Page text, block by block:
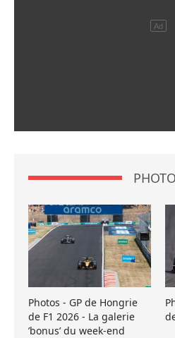
Photos - GP de Hongrie
de F1 2026 - La galerie
’bonus’ du week-end